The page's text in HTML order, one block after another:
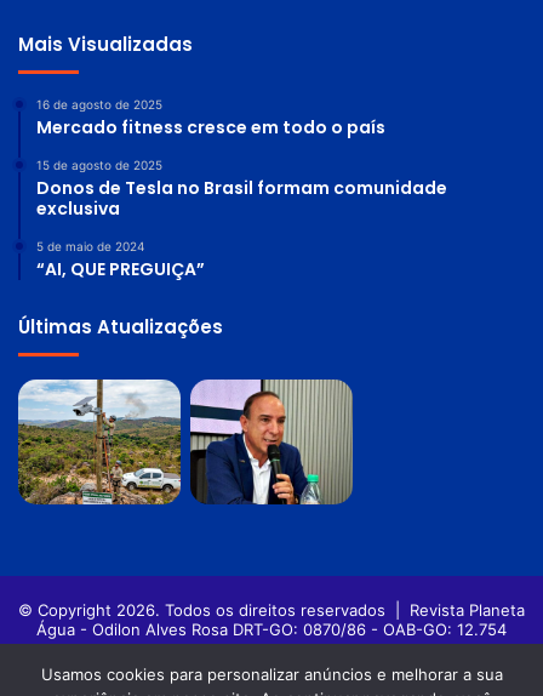
Mais Visualizadas
16 de agosto de 2025
Mercado fitness cresce em todo o país
15 de agosto de 2025
Donos de Tesla no Brasil formam comunidade
exclusiva
5 de maio de 2024
“AI, QUE PREGUIÇA”
Últimas Atualizações
© Copyright 2026. Todos os direitos reservados | Revista Planeta
Água - Odilon Alves Rosa DRT-GO: 0870/86 - OAB-GO: 12.754
Usamos cookies para personalizar anúncios e melhorar a sua